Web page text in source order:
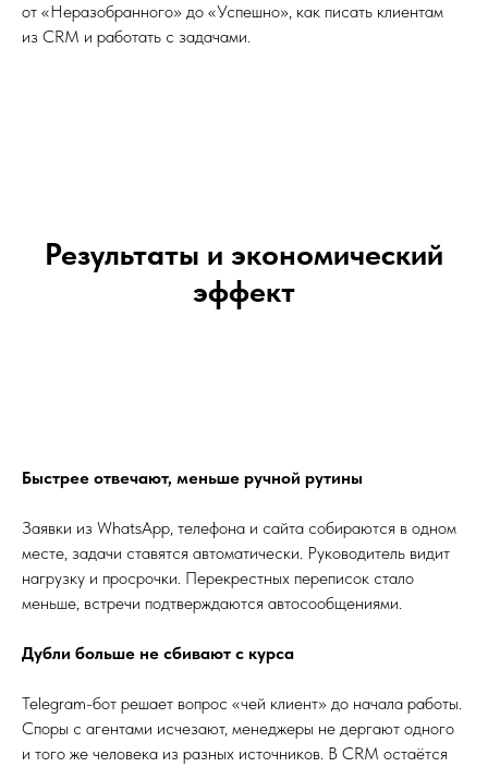
от «Неразобранного» до «Успешно», как писать клиентам
из CRM и работать с задачами.
Результаты и экономический
эффект
Быстрее отвечают, меньше ручной рутины
Заявки из WhatsApp, телефона и сайта собираются в одном
месте, задачи ставятся автоматически. Руководитель видит
нагрузку и просрочки. Перекрестных переписок стало
меньше, встречи подтверждаются автосообщениями.
Дубли больше не сбивают с курса
Telegram-бот решает вопрос «чей клиент» до начала работы.
Споры с агентами исчезают, менеджеры не дергают одного
и того же человека из разных источников. В CRM остаётся